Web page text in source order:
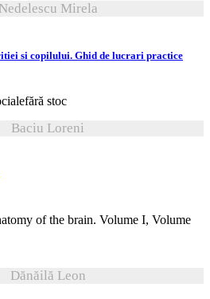
Nedelescu Mirela
si copilului. Ghid de lucrari practice
fără stoc
Baciu Loreni
Dănăilă Leon